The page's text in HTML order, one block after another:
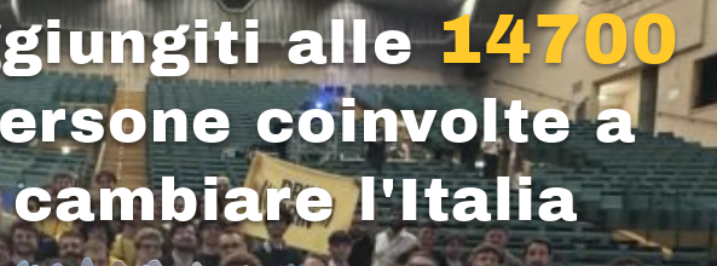
alle14700
coinvolte a
cambiare l'Italia